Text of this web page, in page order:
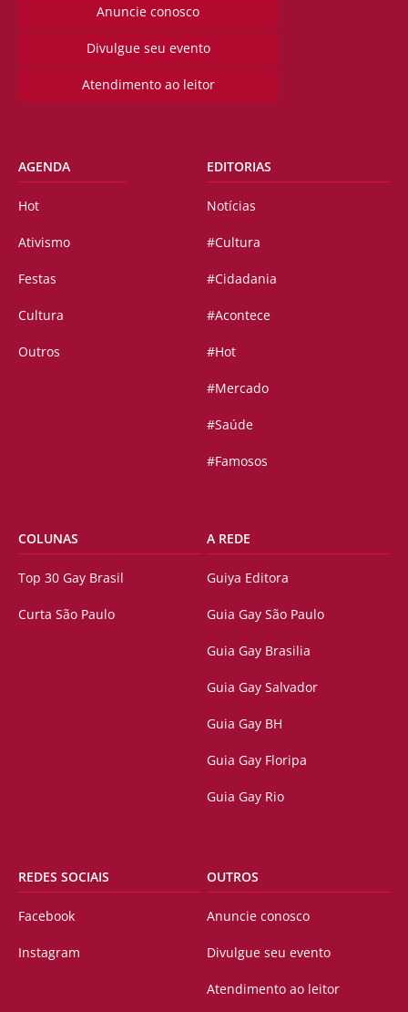
Anuncie conosco
Divulgue seu evento
Atendimento ao leitor
AGENDA
Hot
Ativismo
Festas
Cultura
Outros
EDITORIAS
Notícias
#Cultura
#Cidadania
#Acontece
#Hot
#Mercado
#Saúde
#Famosos
COLUNAS
Top 30 Gay Brasil
Curta São Paulo
A REDE
Guiya Editora
Guia Gay São Paulo
Guia Gay Brasilia
Guia Gay Salvador
Guia Gay BH
Guia Gay Floripa
Guia Gay Rio
REDES SOCIAIS
Facebook
Instagram
OUTROS
Anuncie conosco
Divulgue seu evento
Atendimento ao leitor